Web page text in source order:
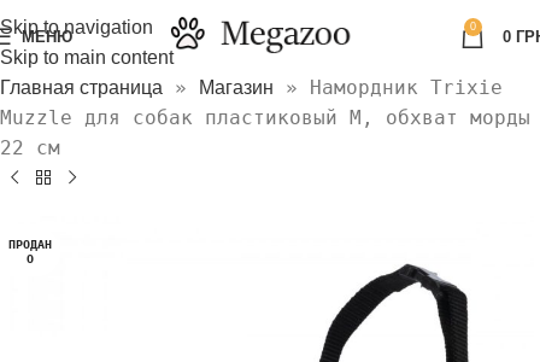
Skip to navigation
Skip to main content
МЕНЮ
0
0
Главная страница » Магазин » Намордник Trixie
Muzzle для собак пластиковый M, обхват морды
22 см
ПРОДАН
О